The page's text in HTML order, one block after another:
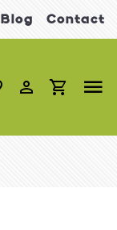
Blog Contact